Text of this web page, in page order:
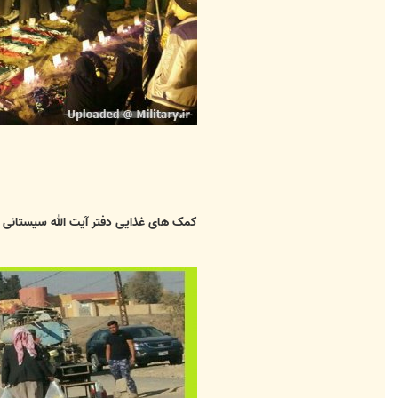
کمک های غذایی دفتر آیت الله